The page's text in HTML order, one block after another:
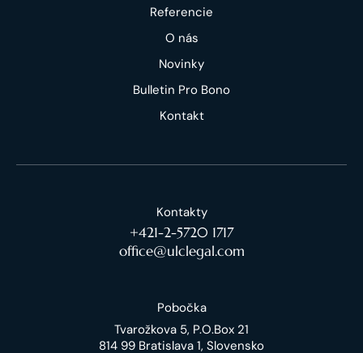
Referencie
O nás
Novinky
Bulletin Pro Bono
Kontakt
Kontakty
+421-2-5720 1717
office@ulclegal.com
Pobočka
Tvarožkova 5, P.O.Box 21
814 99 Bratislava 1, Slovensko